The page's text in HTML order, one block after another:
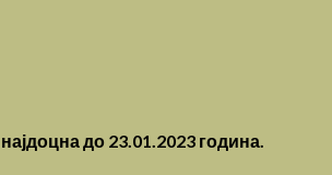
до 23.01.2023 година.